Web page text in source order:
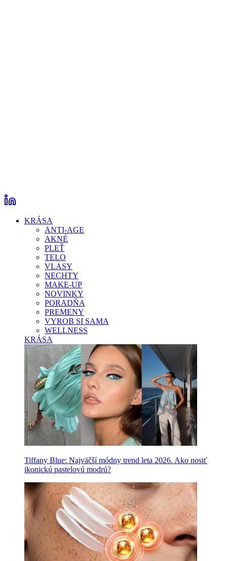
KRÁSA
ANTI-AGE
AKNÉ
PLEŤ
TELO
VLASY
NECHTY
MAKE-UP
NOVINKY
PORADŇA
PREMENY
VYROB SI SAMA
WELLNESS
KRÁSA
Tiffany Blue: Najväčší módny trend leta 2026. Ako nosiť
ikonickú pastelovú modrú?